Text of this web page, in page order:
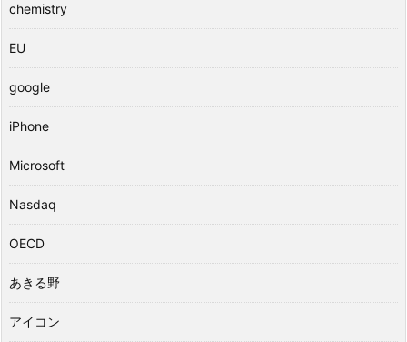
chemistry
EU
google
iPhone
Microsoft
Nasdaq
OECD
あきる野
アイコン